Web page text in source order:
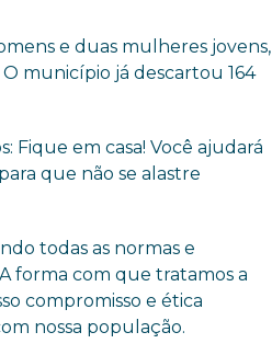
e duas mulheres jovens,
município já descartou 164
Fique em casa! Você ajudará
que não se alastre
todas as normas e
forma com que tratamos a
compromisso e ética
nossa população.